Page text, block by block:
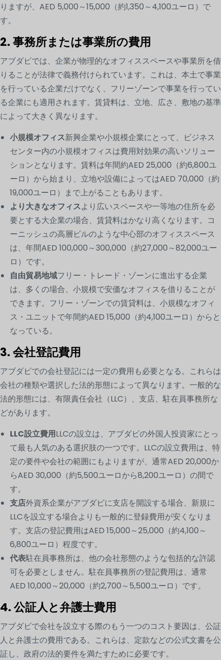
りますが、AED 5,000～15,000（約1,350～4,100ユーロ）で
す。
2. 事務所または事業所の費用
アブダビでは、企業が物理的なオフィススペースや事業所を借
りることが法律で義務付けられています。これは、本土で事業
を行っている企業だけでなく、フリーゾーンで事業を行ってい
る企業にも適用されます。賃貸料は、立地、広さ、敷地の基準
によって大きく異なります。
小規模オフィス新興企業や小規模企業にとって、ビジネス
センター内の小規模オフィスは費用対効果の高いソリュー
ションとなります。賃料は年間約AED 25,000（約6,800ユ
ーロ）から始まり、立地や設備によってはAED 70,000（約
19,000ユーロ）まで上がることもあります。
より大きなオフィスより広いスペースや一等地の住所を必
要とする大企業の場合、賃貸料はかなり高くなります。コ
ーニッシュの高層ビルのような中心部のオフィススペース
は、年間AED 100,000～300,000（約27,000～82,000ユー
ロ）です。
自由貿易地域フリー・トレード・ゾーンに進出する企業
は、多くの場合、小規模で安価なオフィスを借りることが
できます。フリー・ゾーンでの賃貸料は、小規模なオフィ
ス・ユニットで年間約AED 15,000（約4,100ユーロ）からと
なっている。
3. 会社登記費用
アブダビでの会社登記には一定の費用も必要となる。これらは
会社の種類や選択した法的形態によって異なります。一般的な
法的形態には、有限責任会社（LLC）、支店、駐在員事務所な
どがあります。
LLC設立費用LLCの設立は、アブダビの外国人投資家にとっ
て最も人気のある選択肢の一つです。LLCの設立費用は、特
定の要件や会社の範囲にもよりますが、通常AED 20,000か
らAED 30,000（約5,500ユーロから8,200ユーロ）の間で
す。
支店外資系企業がアブダビに支店を開設する場合、新規に
LLCを設立する場合よりも一般的に登録費用が安くなりま
す。支店の登記費用はAED 15,000～25,000（約4,100～
6,800ユーロ）程度です。
代表駐在員事務所は、他の会社形態のような包括的な許認
可を必要としません。駐在員事務所の登記費用は、通常
AED 10,000～20,000（約2,700～5,500ユーロ）です。
4. 公証人と弁護士費用
アブダビで会社を設立する際のもう一つのコスト要因は、公証
人と弁護士の費用である。これらは、定款などの公式文書を公
証し、政府の法的要件を満たすために必要です。